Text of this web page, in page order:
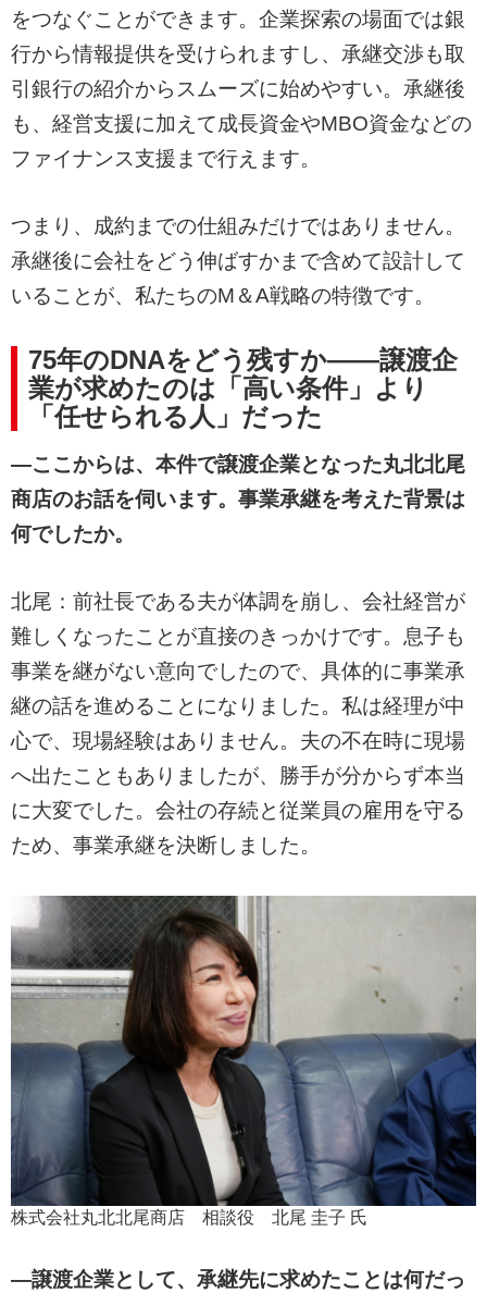
をつなぐことができます。企業探索の場面では銀
行から情報提供を受けられますし、承継交渉も取
引銀行の紹介からスムーズに始めやすい。承継後
も、経営支援に加えて成長資金やMBO資金などの
ファイナンス支援まで行えます。
つまり、成約までの仕組みだけではありません。
承継後に会社をどう伸ばすかまで含めて設計して
いることが、私たちのM＆A戦略の特徴です。
75年のDNAをどう残すか――譲渡企
業が求めたのは「高い条件」より
「任せられる人」だった
―ここからは、本件で譲渡企業となった丸北北尾
商店のお話を伺います。事業承継を考えた背景は
何でしたか。
北尾：前社長である夫が体調を崩し、会社経営が
難しくなったことが直接のきっかけです。息子も
事業を継がない意向でしたので、具体的に事業承
継の話を進めることになりました。私は経理が中
心で、現場経験はありません。夫の不在時に現場
へ出たこともありましたが、勝手が分からず本当
に大変でした。会社の存続と従業員の雇用を守る
ため、事業承継を決断しました。
株式会社丸北北尾商店 相談役 北尾 圭子 氏
―譲渡企業として、承継先に求めたことは何だっ